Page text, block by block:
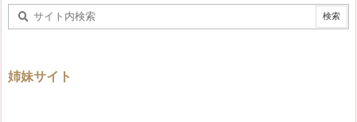
姉妹サイト